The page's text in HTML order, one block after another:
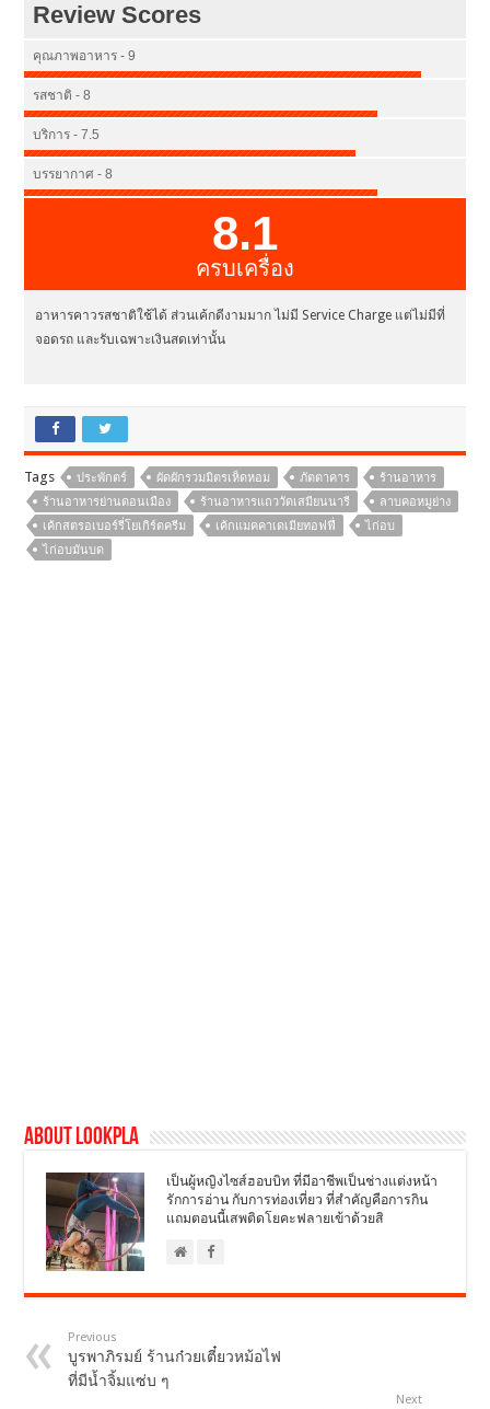
Review Scores
คุณภาพอาหาร - 9
รสชาติ - 8
บริการ - 7.5
บรรยากาศ - 8
8.1
ครบเครื่อง
อาหารคาวรสชาติใช้ได้ ส่วนเค้กดีงามมาก ไม่มี Service Charge แต่ไม่มีที่
จอดรถ และรับเฉพาะเงินสดเท่านั้น
Tags ประพักตร์ ผัดผักรวมมิตรเห็ดหอม ภัตตาคาร
ร้านอาหาร
ร้านอาหารย่านดอนเมือง
ร้านอาหารแถววัดเสมียนนารี
ลาบคอหมูย่าง
เค้กสตรอเบอร์รี่โยเกิร์ตครีม
เค้กแมคคาเดเมียทอฟฟี่
ไก่อบ
ไก่อบมันบด
About LookPla
เป็นผู้หญิงไซส์ฮอบบิท ที่มีอาชีพเป็นช่างแต่งหน้า
รักการอ่าน กับการท่องเที่ยว ที่สำคัญคือการกิน
แถมตอนนี้เสพติดโยคะฟลายเข้าด้วยสิ
Previous
บูรพาภิรมย์ ร้านก๋วยเตี๋ยวหม้อไฟ
ที่มีน้ำจิ้มแซ่บ ๆ
Next